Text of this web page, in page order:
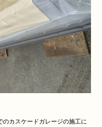
カスケードガレージの施工に